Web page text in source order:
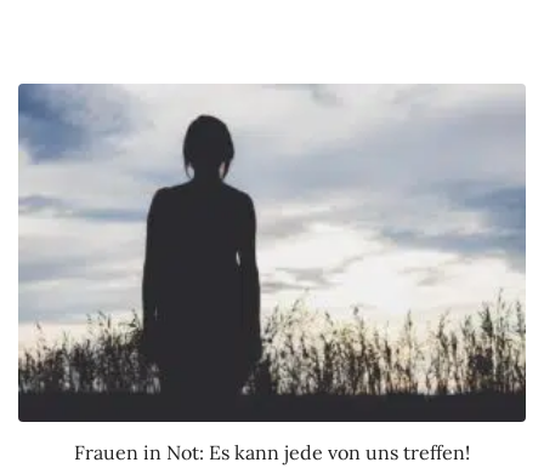
Frauen in Not: Es kann jede von uns treffen!